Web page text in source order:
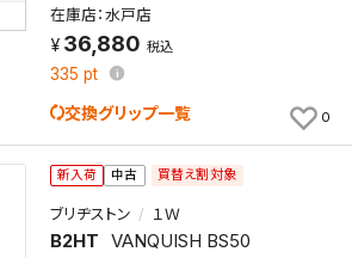
在庫店：水戸店
36,880 税込
335 pt
交換グリップ一覧 0
新入荷 中古 買替え割対象
ブリヂストン １Ｗ
B2HT VANQUISH BS50